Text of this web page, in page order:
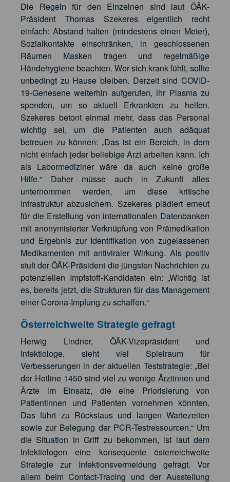
Die Regeln für den Einzelnen sind laut ÖÄK-
Präsident Thomas Szekeres eigentlich recht
einfach: Abstand halten (mindestens einen Meter),
Sozialkontakte einschränken, in geschlossenen
Räumen Masken tragen und regelmäßige
Händehygiene beachten. Wer sich krank fühlt, sollte
unbedingt zu Hause bleiben. Derzeit sind COVID-
19-Genesene weiterhin aufgerufen, ihr Plasma zu
spenden, um so aktuell Erkrankten zu helfen.
Szekeres betont einmal mehr, dass das Personal
wichtig sei, um die Patienten auch adäquat
betreuen zu können: „Das ist ein Bereich, in dem
nicht einfach jeder beliebige Arzt arbeiten kann. Ich
als Labormediziner wäre da auch keine große
Hilfe.“ Daher müsse auch in Zukunft alles
unternommen werden, um diese kritische
Infrastruktur abzusichern. Szekeres plädiert erneut
für die Erstellung von internationalen Datenbanken
mit anonymisierter Verknüpfung von Prämedikation
und Ergebnis zur Identifikation von zugelassenen
Medikamenten mit antiviraler Wirkung. Als positiv
stuft der ÖÄK-Präsident die jüngsten Nachrichten zu
potenziellen Impfstoff-Kandidaten ein: „Wichtig ist
es, bereits jetzt, die Strukturen für das Management
einer Corona-Impfung zu schaffen.“
Österreichweite Strategie gefragt
Herwig Lindner, ÖÄK-Vizepräsident und
Infektiologe, sieht viel Spielraum für
Verbesserungen in der aktuellen Teststrategie: „Bei
der Hotline 1450 sind viel zu wenige Ärztinnen und
Ärzte im Einsatz, die eine Priorisierung von
Patientinnen und Patienten vornehmen könnten.
Das führt zu Rückstaus und langen Wartezeiten
sowie zur Belegung der PCR-Testressourcen.“ Um
die Situation in Griff zu bekommen, ist laut dem
Infektiologen eine konsequente österreichweite
Strategie zur Infektionsvermeidung gefragt. Vor
allem beim Contact-Tracing und der Ausstellung